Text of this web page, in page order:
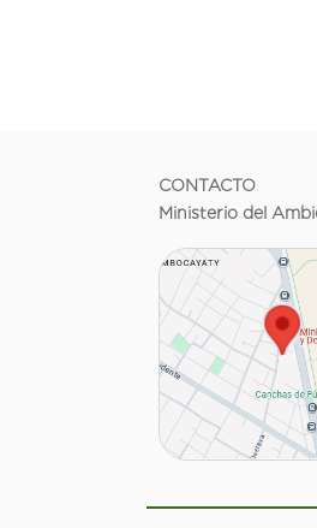
CONTACTO
Ministerio del